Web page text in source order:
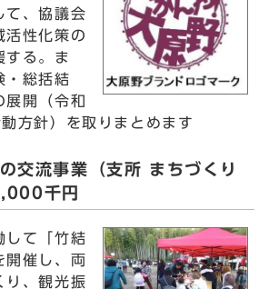
て、協議会
活性化策の
する。ま
・総括結
展開（令和
方針）を取りまとめます
流事業（支所 まちづくり
千円
て「竹結
開催し、両
り、観光振